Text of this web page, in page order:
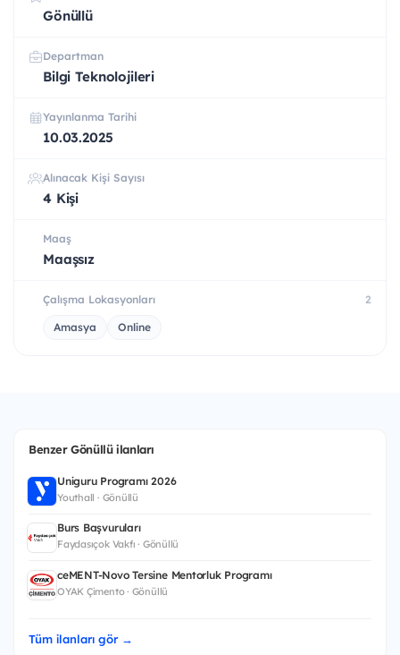
Gönüllü
Departman
Bilgi Teknolojileri
Yayınlanma Tarihi
10.03.2025
Alınacak Kişi Sayısı
4 Kişi
Maaş
Maaşsız
Çalışma Lokasyonları 2
Amasya Online
Benzer Gönüllü ilanları
Uniguru Programı 2026
Youthall · Gönüllü
Burs Başvuruları
Faydasıçok Vakfı · Gönüllü
ceMENT-Novo Tersine Mentorluk Programı
OYAK Çimento · Gönüllü
Tüm ilanları gör →